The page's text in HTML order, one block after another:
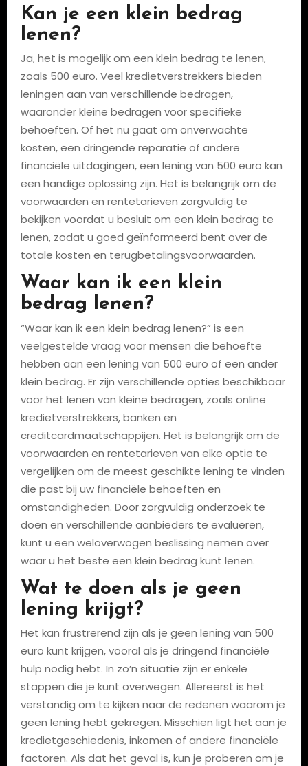
Kan je een klein bedrag
lenen?
Ja, het is mogelijk om een klein bedrag te lenen,
zoals 500 euro. Veel kredietverstrekkers bieden
leningen aan van verschillende bedragen,
waaronder kleine bedragen voor specifieke
behoeften. Of het nu gaat om onverwachte
kosten, een dringende reparatie of andere
financiële uitdagingen, een lening van 500 euro kan
een handige oplossing zijn. Het is belangrijk om de
voorwaarden en rentetarieven zorgvuldig te
bekijken voordat u besluit om een klein bedrag te
lenen, zodat u goed geïnformeerd bent over de
totale kosten en terugbetalingsvoorwaarden.
Waar kan ik een klein
bedrag lenen?
“Waar kan ik een klein bedrag lenen?” is een
veelgestelde vraag voor mensen die behoefte
hebben aan een lening van 500 euro of een ander
klein bedrag. Er zijn verschillende opties beschikbaar
voor het lenen van kleine bedragen, zoals online
kredietverstrekkers, banken en
creditcardmaatschappijen. Het is belangrijk om de
voorwaarden en rentetarieven van elke optie te
vergelijken om de meest geschikte lening te vinden
die past bij uw financiële behoeften en
omstandigheden. Door zorgvuldig onderzoek te
doen en verschillende aanbieders te evalueren,
kunt u een weloverwogen beslissing nemen over
waar u het beste een klein bedrag kunt lenen.
Wat te doen als je geen
lening krijgt?
Het kan frustrerend zijn als je geen lening van 500
euro kunt krijgen, vooral als je dringend financiële
hulp nodig hebt. In zo’n situatie zijn er enkele
stappen die je kunt overwegen. Allereerst is het
verstandig om te kijken naar de redenen waarom je
geen lening hebt gekregen. Misschien ligt het aan je
kredietgeschiedenis, inkomen of andere financiële
factoren. Als dat het geval is, kun je proberen om je